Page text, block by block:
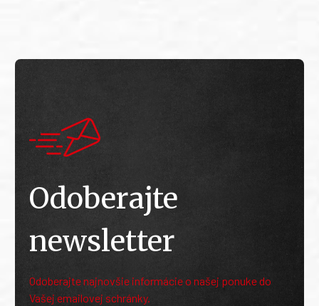
Odoberajte
newsletter
Odoberajte najnovšie informácie o našej ponuke do
Vašej emailovej schránky.